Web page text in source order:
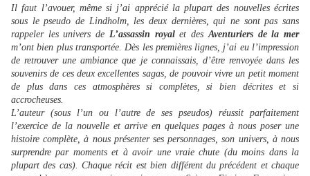
Il faut l’avouer, même si j’ai apprécié la plupart des nouvelles écrites
sous le pseudo de Lindholm, les deux dernières, qui ne sont pas sans
rappeler les univers de L’assassin royalet desAventuriers de la mer
m’ont bien plus transportée. Dès les premières lignes, j’ai eu l’impression
de retrouver une ambiance que je connaissais, d’être renvoyée dans les
souvenirs de ces deux excellentes sagas, de pouvoir vivre un petit moment
de plus dans ces atmosphères si complètes, si bien décrites et si
accrocheuses.
L’auteur (sous l’un ou l’autre de ses pseudos) réussit parfaitement
l’exercice de la nouvelle et arrive en quelques pages à nous poser une
histoire complète, à nous présenter ses personnages, son univers, à nous
surprendre par moments et à avoir une vraie chute (du moins dans la
plupart des cas). Chaque récit est bien différent du précédent et chaque